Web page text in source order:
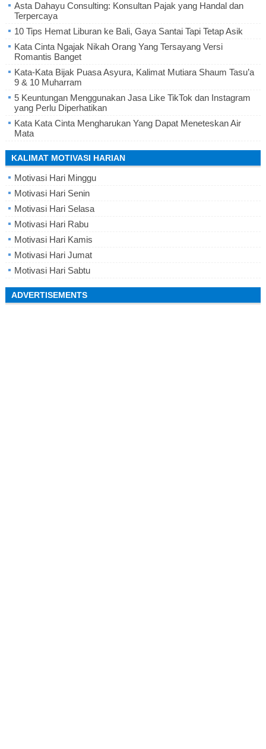
Asta Dahayu Consulting: Konsultan Pajak yang Handal dan
Terpercaya
10 Tips Hemat Liburan ke Bali, Gaya Santai Tapi Tetap Asik
Kata Cinta Ngajak Nikah Orang Yang Tersayang Versi
Romantis Banget
Kata-Kata Bijak Puasa Asyura, Kalimat Mutiara Shaum Tasu’a
9 & 10 Muharram
5 Keuntungan Menggunakan Jasa Like TikTok dan Instagram
yang Perlu Diperhatikan
Kata Kata Cinta Mengharukan Yang Dapat Meneteskan Air
Mata
KALIMAT MOTIVASI HARIAN
Motivasi Hari Minggu
Motivasi Hari Senin
Motivasi Hari Selasa
Motivasi Hari Rabu
Motivasi Hari Kamis
Motivasi Hari Jumat
Motivasi Hari Sabtu
ADVERTISEMENTS